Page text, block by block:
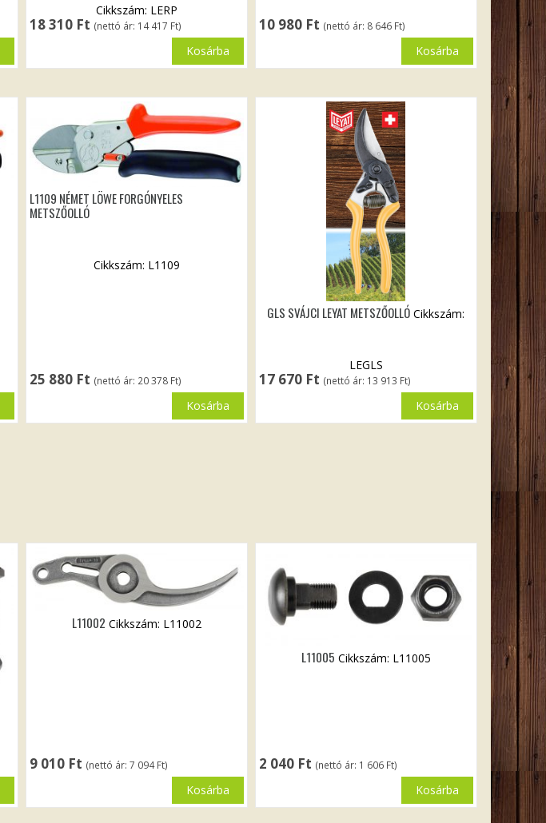
18 310 Ft (nettó ár: 14 417 Ft)
Cikkszám: LERP
Kosárba
10 980 Ft (nettó ár: 8 646 Ft)
Kosárba
L1109 NÉMET LÖWE FORGÓNYELES
METSZŐOLLÓ
25 880 Ft (nettó ár: 20 378 Ft)
Cikkszám: L1109
Kosárba
GLS SVÁJCI LEYAT METSZŐOLLÓ
17 670 Ft (nettó ár: 13 913 Ft)
Cikkszám:
LEGLS
Kosárba
L11002
9 010 Ft (nettó ár: 7 094Ft)
Cikkszám: L11002
Kosárba
L11005
2 040 Ft (nettó ár: 1 606 Ft)
Cikkszám: L11005
Kosárba